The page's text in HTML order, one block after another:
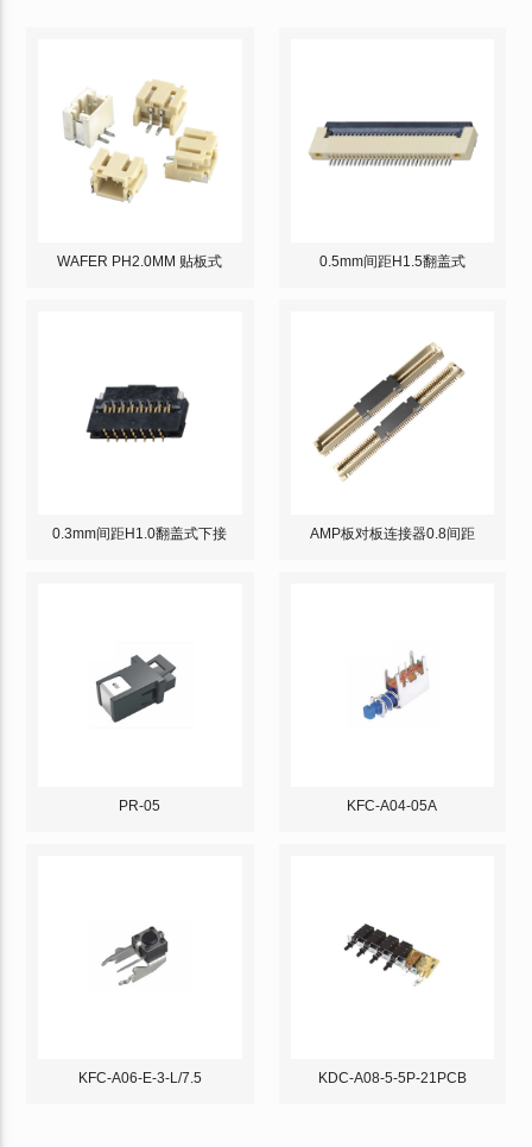
WAFER PH2.0MM 贴板式 0.5mm间距H1.5翻盖式
0.3mm间距H1.0翻盖式下接 AMP板对板连接器0.8间距
PR-05 KFC-A04-05A
KFC-A06-E-3-L/7.5 KDC-A08-5-5P-21PCB